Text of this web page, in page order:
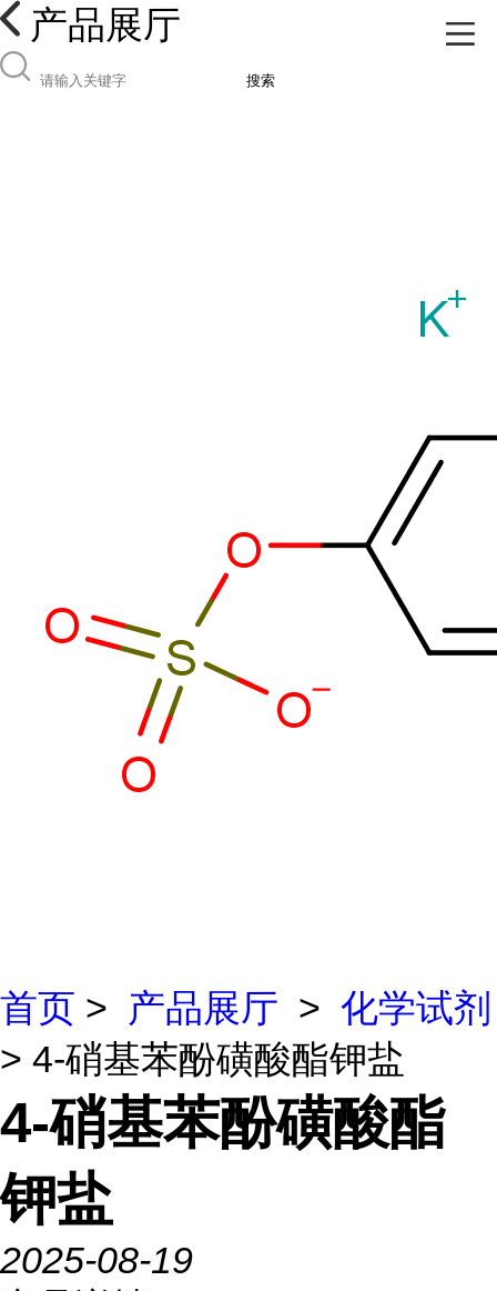
产品展厅
搜索
首页 > 产品展厅 > 化学试剂
> 4-硝基苯酚磺酸酯钾盐
4-硝基苯酚磺酸酯
钾盐
2025-08-19